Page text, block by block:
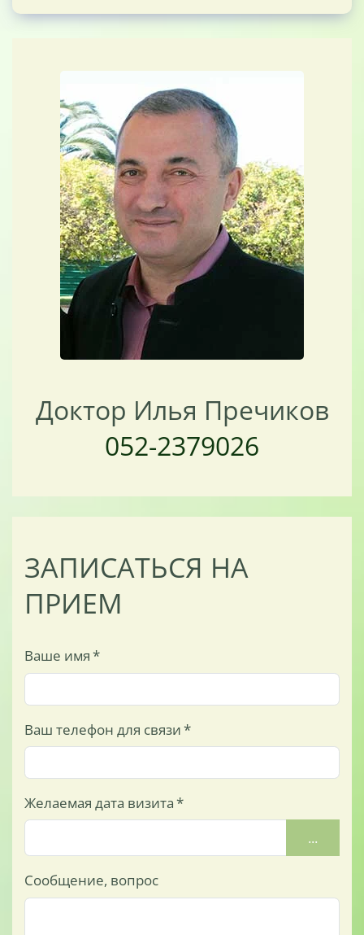
Доктор Илья Пречиков
052-2379026
ЗАПИСАТЬСЯ НА
ПРИЕМ
Ваше имя*
Ваш телефон для связи*
Желаемая дата визита*
...
Сообщение, вопрос